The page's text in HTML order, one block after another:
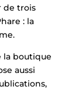
de trois
: la
la boutique
aussi